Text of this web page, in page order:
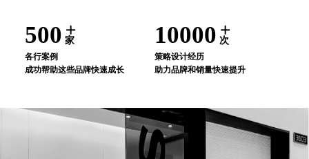
500 家
各⾏案例
成功帮助这些品牌快速成⻓
10000 次
策略设计经历
助⼒品牌和销量快速提升